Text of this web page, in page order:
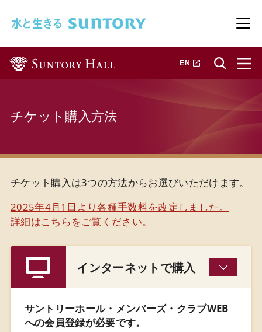
メ
EN 新しいタブで開きます
チケット購入方法
チケット購入は3つの方法からお選びいただけます。
2025年4月1日より各種手数料を改定しました。
詳細はこちらをご覧ください。
インターネットで購入
サントリーホール・メンバーズ・クラブWEB
への会員登録が必要です。